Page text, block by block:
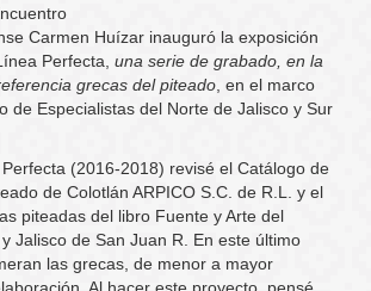
Carmen Huízar inauguró la exposición
Perfecta, una serie de grabado, en la
grecas del piteado , en el marco
de Especialistas del Norte de Jalisco y Sur
(2016-2018) revisé el Catálogo de
de Colotlán ARPICO S.C. de R.L. y el
piteadas del libro Fuente y Arte del
Jalisco de San Juan R. En este último
las grecas, de menor a mayor